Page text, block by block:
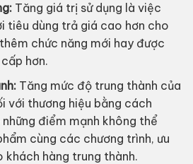
Tăng giá trị sử dụng là việc
tiêu dùng trả giá cao hơn cho
chức năng mới hay được
hơn.
Tăng mức độ trung thành của
với thương hiệu bằng cách
điểm mạnh không thể
cùng các chương trình, ưu
khách hàng trung thành.